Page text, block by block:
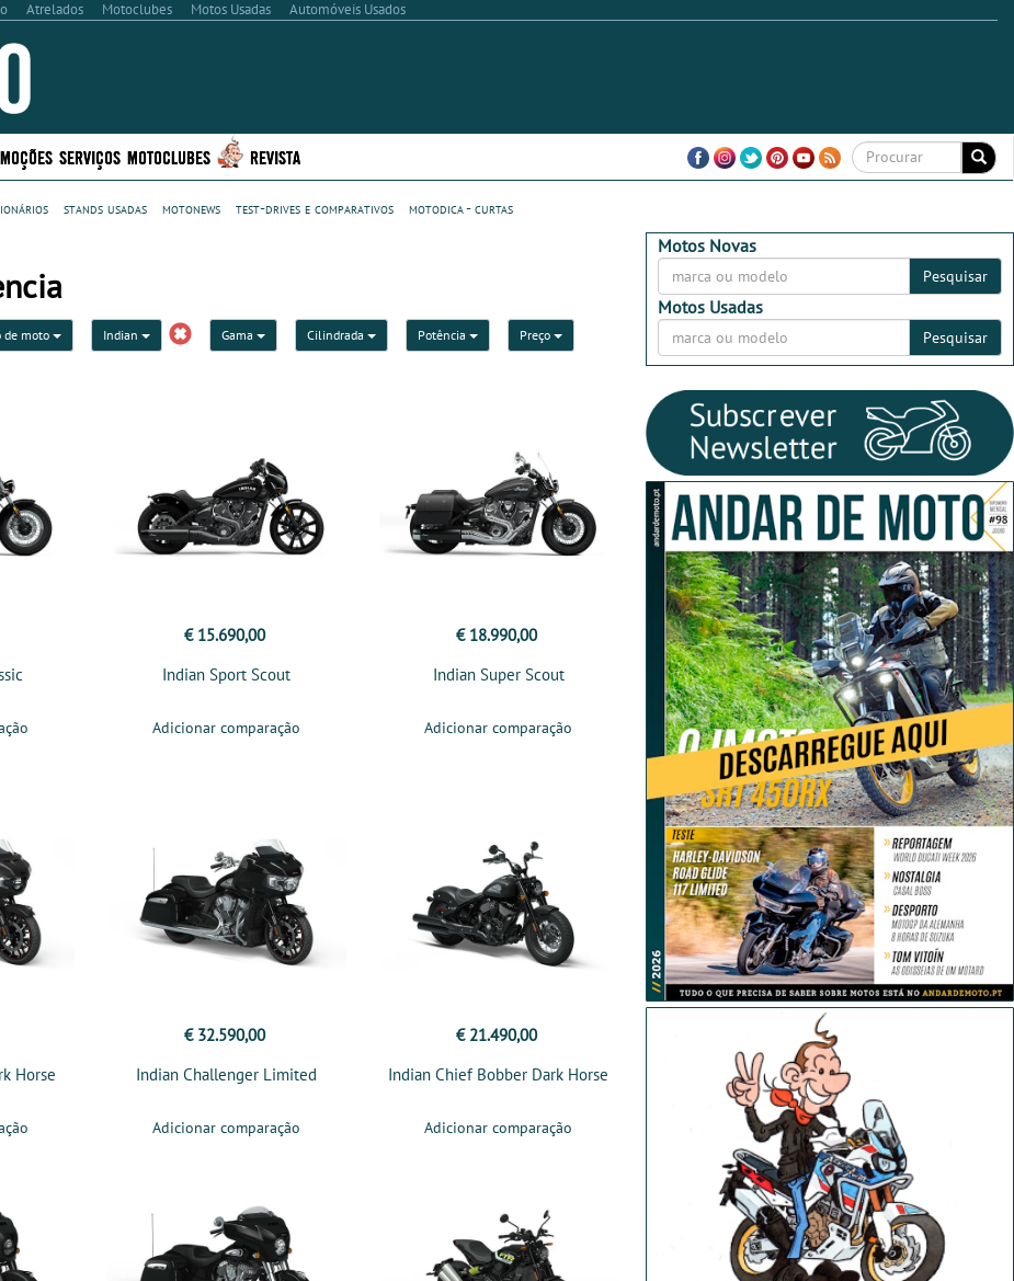
Atrelados Motoclubes Motos Usadas Automóveis Usados
SERVIÇOS MOTOCLUBES REVISTA
stands usadas motonews test-drives e comparativos
motodica - curtas
de moto Indian Gama Cilindrada Potência Preço
€ 15.690,00
Indian Sport Scout
Adicionar comparação
€ 18.990,00
Indian Super Scout
Adicionar comparação
Horse
€ 32.590,00
Indian Challenger Limited
Adicionar comparação
€ 21.490,00
Indian Chief Bobber Dark Horse
Adicionar comparação
Motos Novas
Pesquisar
Motos Usadas
Pesquisar